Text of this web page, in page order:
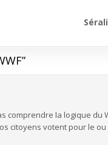
”
comprendre la logique du
citoyens votent pour le